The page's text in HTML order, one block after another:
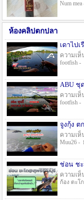
Num mea
ห้องคลิปตกปลา
เดาไปเ
ความเห็
footfish -
ABU ชุ
ความเห็
footfish -
จูงกุ้ง ต
ความเห็
Muu26 -
ช่อน ช
ความเห็
ก้อง ตะโ